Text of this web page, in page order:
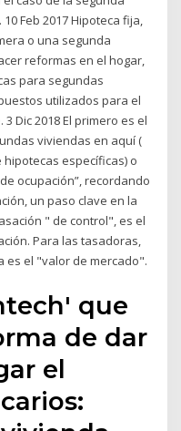
Feb 2017 Hipoteca fija,
o una segunda
reformas en el hogar,
para segundas
utilizados para el
Dic 2018 El primero es el
viviendas en aquí (
específicas) o
ocupación”, recordando
un paso clave en la
" de control", es el
Para las tasadoras,
es el "valor de mercado".
que
de dar
el